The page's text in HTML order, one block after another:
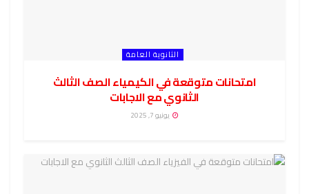
الثانوية العامة
امتحانات متوقعة في الكيمياء الصف الثالث
الثانوي مع الاجابات
يونيو 7, 2025